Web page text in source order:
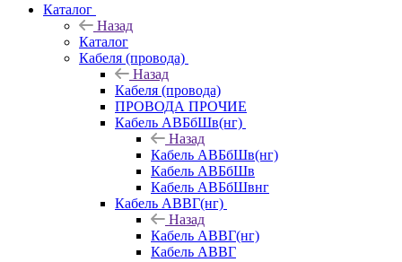
Каталог
Назад
Каталог
Кабеля (провода)
Назад
Кабеля (провода)
ПРОВОДА ПРОЧИЕ
Кабель АВБбШв(нг)
Назад
Кабель АВБбШв(нг)
Кабель АВБбШв
Кабель АВБбШвнг
Кабель АВВГ(нг)
Назад
Кабель АВВГ(нг)
Кабель АВВГ